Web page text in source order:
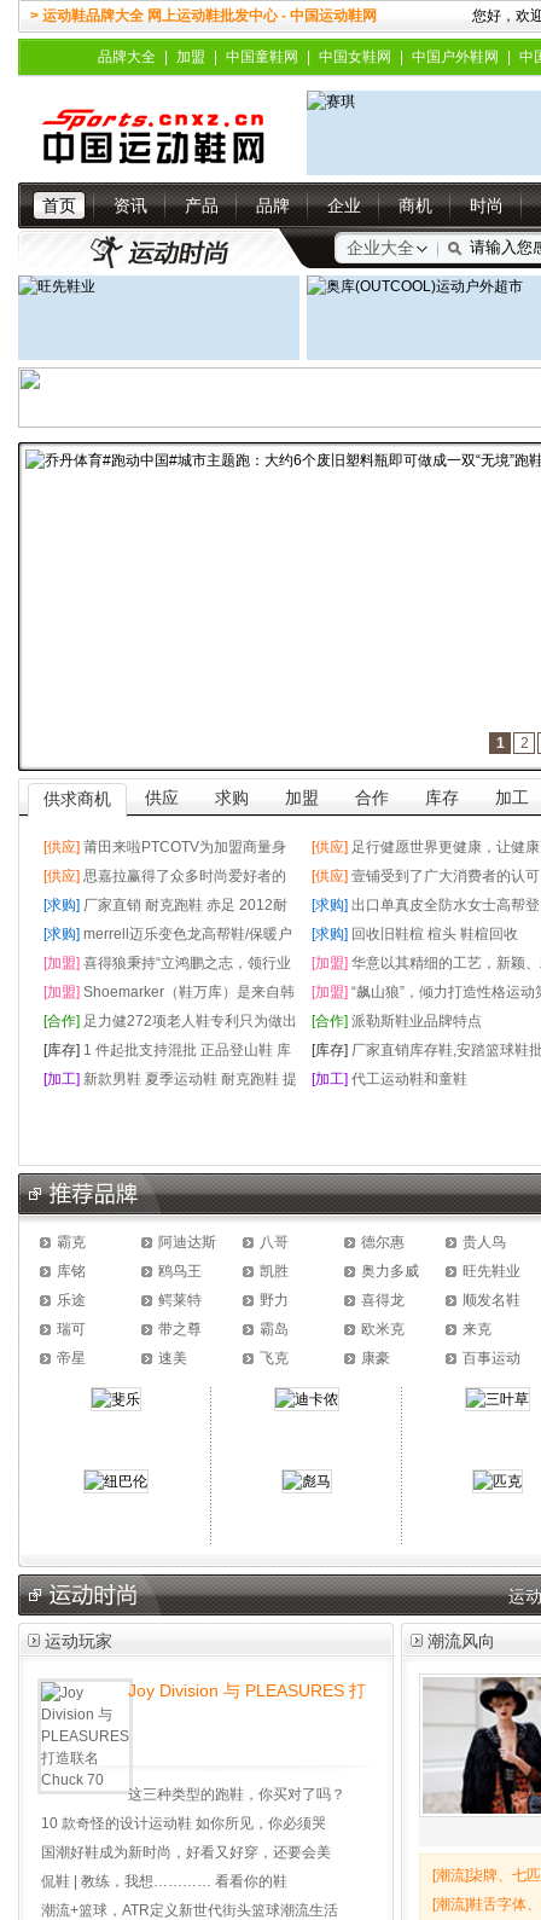
> 运动鞋品牌大全 网上运动鞋批发中心 - 中国运动鞋网 您好，欢
品牌大全 加盟 中国童鞋网 中国女鞋网 中国户外鞋网 中
首页 资讯 产品 品牌 企业 商机 时尚
企业大全
1 2
供求商机 供应 求购 加盟 合作 库存 加工
[供应] 莆田来啦PTCOTV为加盟商量身
定制营销方案，提供活动策划
[供应] 足行健愿世界更健康，让健
简单
[供应] 思嘉拉赢得了众多时尚爱好者的
喜爱和追捧
[供应] 壹铺受到了广大消费者的认可
[求购] 厂家直销 耐克跑鞋 赤足 2012耐
克新款运动鞋 情侣跑步鞋
[求购] 出口单真皮全防水女士高帮
鞋保暖鞋
[求购] merrell迈乐变色龙高帮鞋/保暖户
外鞋/登山徒步鞋/男鞋厂家直批
[求购] 回收旧鞋楦 楦头 鞋楦回收
[加盟] 喜得狼秉持“立鸿鹏之志，领行业
之先”
[加盟] 华意以其精细的工艺，新颖
湛的外观造型广受欧美等地消费者
爱
[加盟] Shoemarker（鞋万库）是来自韩
国最大鞋类综合卖场的多品牌潮流鞋店
[加盟] “飙山狼”，倾力打造性格运动
品牌，打造专属于东方人的运动装
[合作] 足力健272项老人鞋专利只为做出
专业老人鞋
[合作] 派勒斯鞋业品牌特点
[库存] 1 件起批支持混批 正品登山鞋 库
存鞋 休闲男鞋
[库存] 厂家直销库存鞋,安踏篮球鞋
清仓处理,A014
[加工] 新款男鞋 夏季运动鞋 耐克跑鞋 提
[加工] 代工运动鞋和童鞋
霸克 阿迪达斯 八哥 德尔惠
贵人鸟
库铭
鸥鸟王 凯胜 奥力多威
旺先鞋业
乐途
鳄莱特 野力 喜得龙
顺发名鞋
瑞可
带之尊 霸岛 欧米克
来克
帝星
速美 飞克 康豪 百事运动
运
运动玩家
Joy Division 与 PLEASURES 打
这三种类型的跑鞋，你买对了吗？
10 款奇怪的设计运动鞋 如你所见，你必须哭
国潮好鞋成为新时尚，好看又好穿，还要会美
侃鞋 | 教练，我想………… 看看你的鞋
潮流+篮球，ATR定义新世代街头篮球潮流生活
潮流风向
[潮流]柒牌、七
亿职业装
[潮流]鞋舌字体